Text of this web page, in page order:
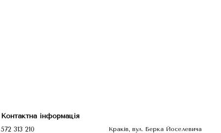
Контактна інформація
572 313 210 Краків, вул. Берка Йоселевича